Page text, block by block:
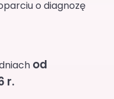
o diagnozę
od
r.